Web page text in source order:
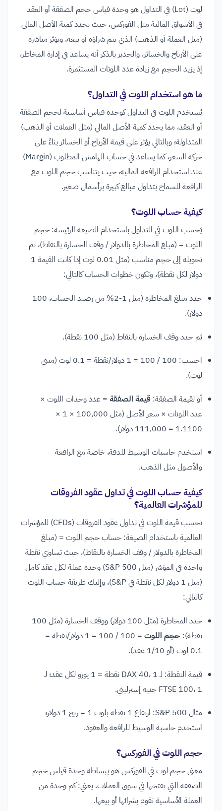
لوت (Lot) في التداول هو وحدة قياس حجم الصفقة أو العقد
في الأسواق المالية مثل الفوركس، حيث يحدد كمية الأصل المالي
(مثل العملة أو الذهب) الذي يتم شراؤه أو بيعه، ويؤثر مباشرة
على الأرباح والخسائر، والجدير بالذكر أنه يساعد في إدارة المخاطر،
إذ يزيد الحجم مع زيادة عدد اللوتات المستثمرة.
ما هو استخدام اللوت في التداول؟
يُستخدم اللوت في التداول كوحدة قياس أساسية لحجم الصفقة
أو العقد، مما يحدد كمية الأصل المالي (مثل العملات أو الذهب)
المتداولة؛ وبالتالي يؤثر على قيمة الأرباح أو الخسائر بناءً على
حركة السعر، كما يساعد في حساب الهامش المطلوب (Margin)
عند استخدام الرافعة المالية، حيث يتناسب حجم اللوت مع
الرافعة للسماح بتداول مبالغ كبيرة برأسمال صغير.
كيفية حساب اللوت؟
يُحسب اللوت في التداول باستخدام الصيغة الرئيسة: حجم
اللوت = (مبلغ المخاطرة بالدولار / وقف الخسارة بالنقاط)، ثم
تحويله إلى حجم مناسب (مثل 0.01 لوت إذا كانت القيمة 1
دولار لكل نقطة)، وتكون خطوات الحساب كالتالي:
حدد مبلغ المخاطرة (مثل 1-2% من رصيد الحساب، 100
دولار).
ثم حدد وقف الخسارة بالنقاط (مثل 100 نقطة).
احسب: 100 / 100 = 1 دولار/نقطة = 0.1 لوت (ميني
لوت).
أو لقيمة الصفقة: قيمة الصفقة = عدد وحدات اللوت ×
عدد اللوتات × سعر الأصل (مثل 100,000 × 1 ×
1.1100 = 111,000 دولار).
استخدم حاسبات الوسيط للدقة، خاصة مع الرافعة
والأصول مثل الذهب.
كيفية حساب اللوت في تداول عقود الفروقات
للمؤشرات العالمية؟
تحسب قيمة اللوت في تداول عقود الفروقات (CFDs) للمؤشرات
العالمية باستخدام الصيغة: حساب حجم اللوت = (مبلغ
المخاطرة بالدولار / وقف الخسارة بالنقاط)، حيث تساوي نقطة
واحدة في المؤشر (مثل S&P 500) وحدة عملة لكل عقد كامل
(مثل 1 دولار لكل نقطة في S&P)، وإليك طريقة حساب اللوت
كالتالي:
حدد المخاطرة (مثل 100 دولار) ووقف الخسارة (مثل 100
نقطة): حجم اللوت
= 100 / 100 = 1 دولار/نقطة =
0.1 لوت (أو 1/10 عقد).
قيمة النقطة: لـ DAX 40، 1 نقطة = 1 يورو لكل عقد؛ لـ
FTSE 100، 1 جنيه إسترليني.
مثال S&P 500: ارتفاع 1 نقطة بلوت 1 = ربح 1 دولار؛
استخدم حاسبة الوسيط للرافعة والعقود.
حجم اللوت في الفوركس؟
معنى حجم لوت في الفوركس هو ببساطة وحدة قياس حجم
الصفقة التي تفتحها في سوق العملات. يعني: كم وحدة من
العملة الأساسية تقوم بشرائها أو بيعها.